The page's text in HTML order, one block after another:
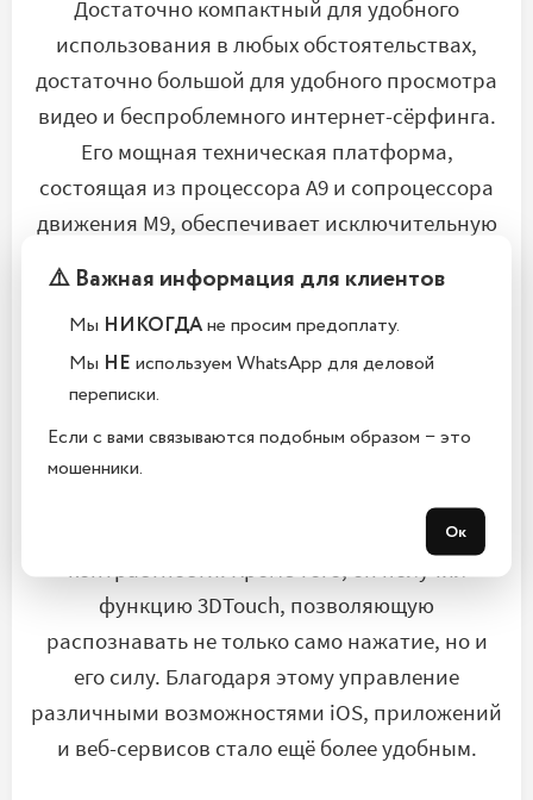
Достаточно компактный для удобного
использования в любых обстоятельствах,
достаточно большой для удобного просмотра
видео и беспроблемного интернет-сёрфинга.
Его мощная техническая платформа,
состоящая из процессора А9 и сопроцессора
движения М9, обеспечивает исключительную
даже при максимальных нагрузках.
Новые возможности
Обновлённый дисплей Retina HD способен
изображения за счёт повышенной яркости и
контрастности. Кроме того, он получил
функцию 3DTouch, позволяющую
распознавать не только само нажатие, но и
его силу. Благодаря этому управление
различными возможностями iOS, приложений
и веб-сервисов стало ещё более удобным.
⚠️ Важная информация для клиентов
Мы НИКОГДАне просим предоплату.
Мы НЕ используем WhatsApp для деловой
переписки.
Если с вами связываются подобным образом − это
мошенники.
Ок